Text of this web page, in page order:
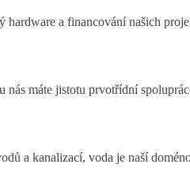
a financování našich
máte jistotu prvotřídní
a kanalizací, voda je naší